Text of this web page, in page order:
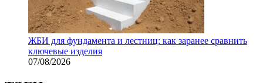
ЖБИ для фундамента и лестниц: как заранее сравнить
ключевые изделия
07/08/2026